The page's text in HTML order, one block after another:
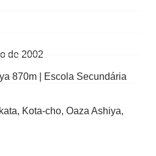
de 2002
870m | Escola Secundária
Kota-cho, Oaza Ashiya,